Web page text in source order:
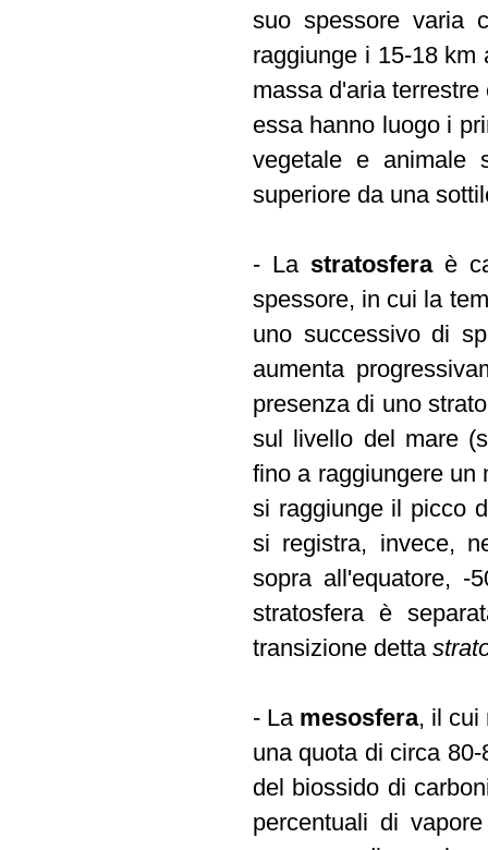
suo spessore varia
raggiunge i 15-18 km
massa d'aria
essa hanno luogo i
vegetale e animale
superiore da una
- La stratosferaè
spessore, in cui la
uno successivo di
aumenta
presenza di uno
sul livello del mare
fino a raggiungere un
si raggiunge il picco
si registra, invece,
sopra all'equatore,
stratosfera è
transizione detta
- La mesosfera, il cui
una quota di circa
del biossido di
percentuali di